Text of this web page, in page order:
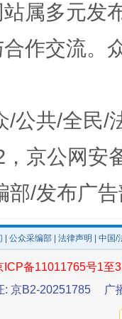
” 法
属多元发
作交流。
/公共/全民/
京公网安
部/发布广
公众采编部 法律声明 | 中国
ICP备11011765号1至
: 京B2-20251785
广